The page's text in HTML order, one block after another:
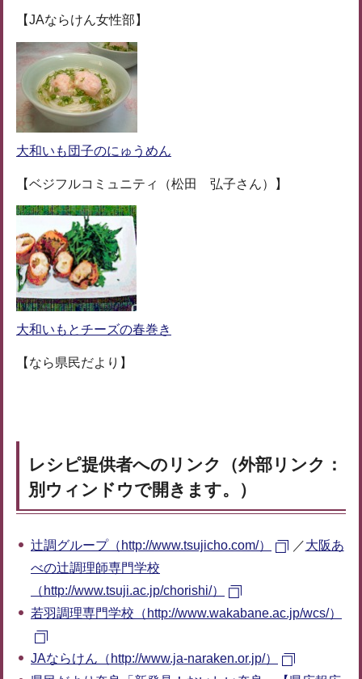
【JAならけん女性部】
大和いも団子のにゅうめん
【ベジフルコミュニティ（松田 弘子さん）】
大和いもとチーズの春巻き
【なら県民だより】
レシピ提供者へのリンク（外部リンク：
別ウィンドウで開きます。）
辻調グループ（http://www.tsujicho.com/） ／大阪あ
べの辻調理師専門学校
（http://www.tsuji.ac.jp/chorishi/）
若羽調理専門学校（http://www.wakabane.ac.jp/wcs/）
JAならけん（http://www.ja-naraken.or.jp/）